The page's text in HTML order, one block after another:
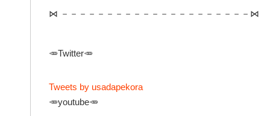
⋈ －－－－－－－－－－－－－－－－－－－－－⋈
🥕Twitter🥕
Tweets by usadapekora
🥕youtube🥕